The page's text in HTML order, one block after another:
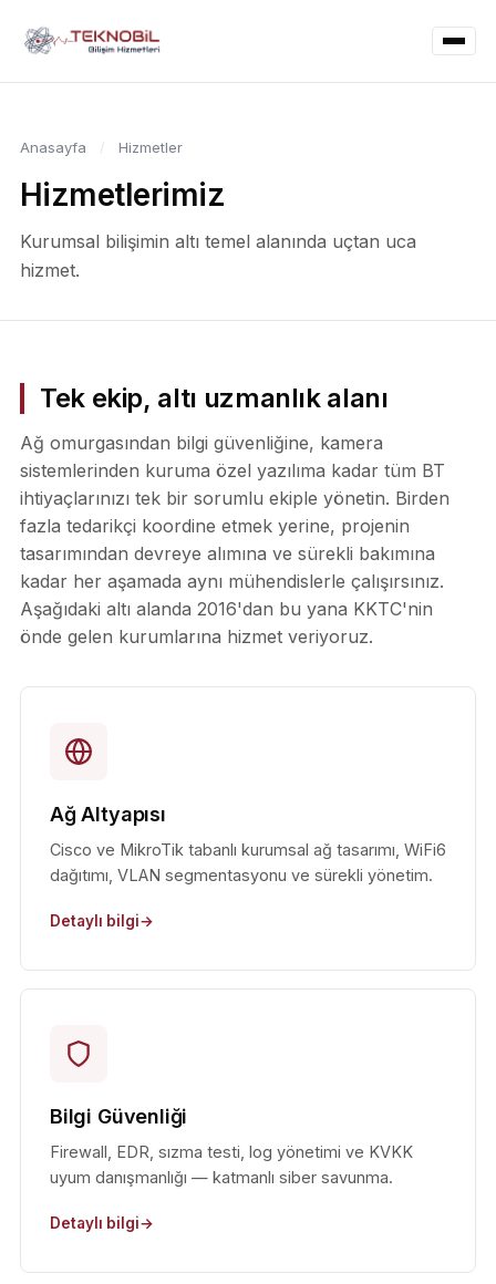
Anasayfa Hizmetler
Hizmetlerimiz
Kurumsal bilişimin altı temel alanında uçtan uca
hizmet.
Tek ekip, altı uzmanlık alanı
Ağ omurgasından bilgi güvenliğine, kamera
sistemlerinden kuruma özel yazılıma kadar tüm BT
ihtiyaçlarınızı tek bir sorumlu ekiple yönetin. Birden
fazla tedarikçi koordine etmek yerine, projenin
tasarımından devreye alımına ve sürekli bakımına
kadar her aşamada aynı mühendislerle çalışırsınız.
Aşağıdaki altı alanda 2016'dan bu yana KKTC'nin
önde gelen kurumlarına hizmet veriyoruz.
Ağ Altyapısı
Cisco ve MikroTik tabanlı kurumsal ağ tasarımı, WiFi6
dağıtımı, VLAN segmentasyonu ve sürekli yönetim.
Detaylı bilgi
Bilgi Güvenliği
Firewall, EDR, sızma testi, log yönetimi ve KVKK
uyum danışmanlığı — katmanlı siber savunma.
Detaylı bilgi